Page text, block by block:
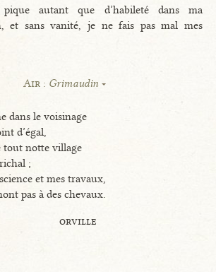
pique autant que d’habileté dans ma
et sans vanité, je ne fais pas mal mes
Air : Grimaudin
dans le voisinage
d’égal,
tout notte village
;
et mes travaux,
pas à des chevaux.
orville